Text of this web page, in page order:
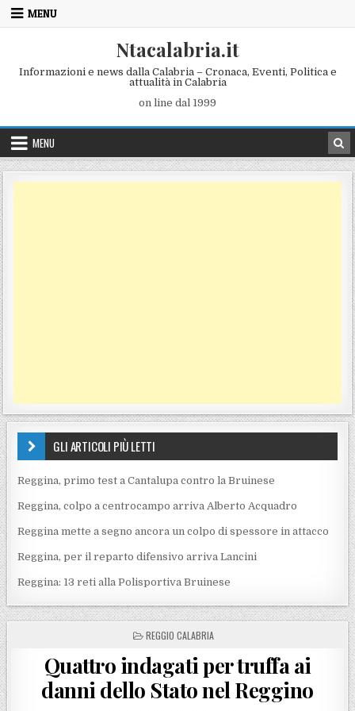
Skip to content
MENU
Ntacalabria.it
Informazioni e news dalla Calabria – Cronaca, Eventi, Politica e
attualità in Calabria
on line dal 1999
MENU
GLI ARTICOLI PIÙ LETTI
Reggina, primo test a Cantalupa contro la Bruinese
Reggina, colpo a centrocampo arriva Alberto Acquadro
Reggina mette a segno ancora un colpo di spessore in attacco
Reggina, per il reparto difensivo arriva Lancini
Reggina: 13 reti alla Polisportiva Bruinese
POSTED IN
REGGIO CALABRIA
Quattro indagati per truffa ai
danni dello Stato nel Reggino